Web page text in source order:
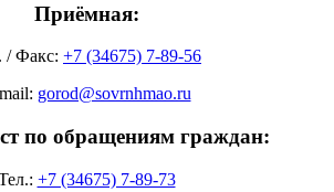
Приёмная:
/ Факс: +7 (34675) 7-89-56
gorod@sovrnhmao.ru
по обращениям граждан:
+7 (34675) 7-89-73